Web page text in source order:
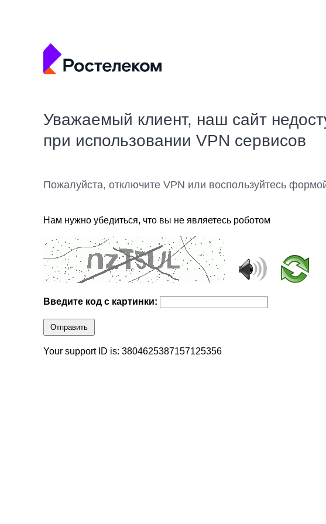
Уважаемый клиент, наш сайт
при использовании VPN сервисов
Пожалуйста, отключите VPN или воспользуйтесь
Нам нужно убедиться, что вы не являетесь роботом
Введите код с картинки:
Отправить
Your support ID is: 3804625387157125356